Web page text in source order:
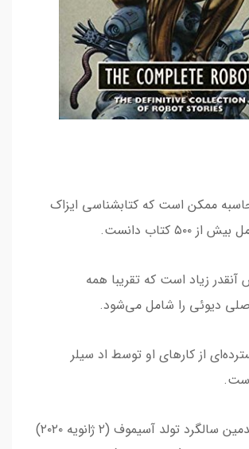
ممکن است که کتابشناسی ایزاک
کتاب دانست.
آنقدر زیاد است که تقریبا همه
دیوئی را شامل می‌شود.
از کارهای او توسط اد سیلر
به مناسبتِ صدمین سالگرد تولد آسیموف (۲ ژانویه ۲۰۲۰)